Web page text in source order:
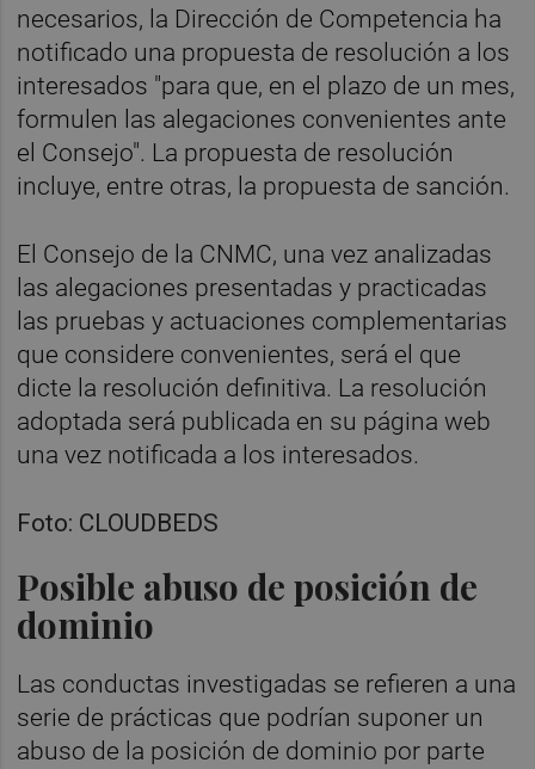
necesarios, la Dirección de Competencia ha
notificado una propuesta de resolución a los
interesados "para que, en el plazo de un mes,
formulen las alegaciones convenientes ante
el Consejo". La propuesta de resolución
incluye, entre otras, la propuesta de sanción.
El Consejo de la CNMC, una vez analizadas
las alegaciones presentadas y practicadas
las pruebas y actuaciones complementarias
que considere convenientes, será el que
dicte la resolución definitiva. La resolución
adoptada será publicada en su página web
una vez notificada a los interesados.
Foto: CLOUDBEDS
Posible abuso de posición de
dominio
Las conductas investigadas se refieren a una
serie de prácticas que podrían suponer un
abuso de la posición de dominio por parte